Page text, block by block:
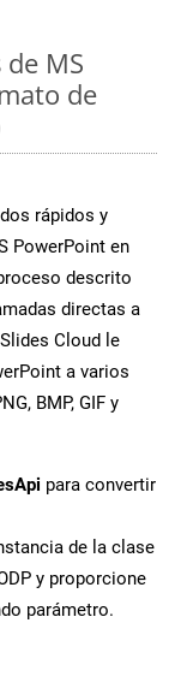
MS
de
rápidos y
PowerPoint en
descrito
directas a
Cloud le
a varios
BMP, GIF y
para convertir
de la clase
y proporcione
parámetro.